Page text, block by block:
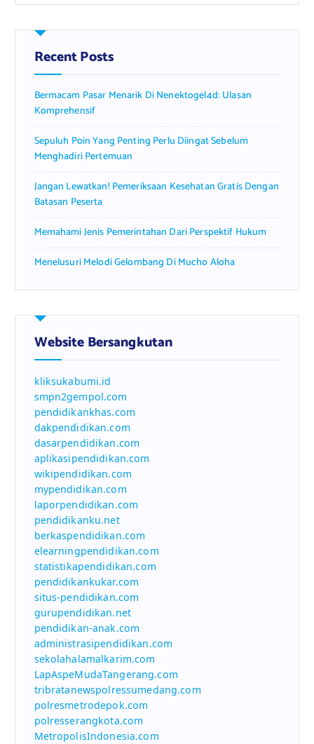
r
h
f
o
:
Recent Posts
Bermacam Pasar Menarik Di Nenektogel4d: Ulasan
Komprehensif
Sepuluh Poin Yang Penting Perlu Diingat Sebelum
Menghadiri Pertemuan
Jangan Lewatkan! Pemeriksaan Kesehatan Gratis Dengan
Batasan Peserta
Memahami Jenis Pemerintahan Dari Perspektif Hukum
Menelusuri Melodi Gelombang Di Mucho Aloha
Website Bersangkutan
kliksukabumi.id
smpn2gempol.com
pendidikankhas.com
dakpendidikan.com
dasarpendidikan.com
aplikasipendidikan.com
wikipendidikan.com
mypendidikan.com
laporpendidikan.com
pendidikanku.net
berkaspendidikan.com
elearningpendidikan.com
statistikapendidikan.com
pendidikankukar.com
situs-pendidikan.com
gurupendidikan.net
pendidikan-anak.com
administrasipendidikan.com
sekolahalamalkarim.com
LapAspeMudaTangerang.com
tribratanewspolressumedang.com
polresmetrodepok.com
polresserangkota.com
MetropolisIndonesia.com